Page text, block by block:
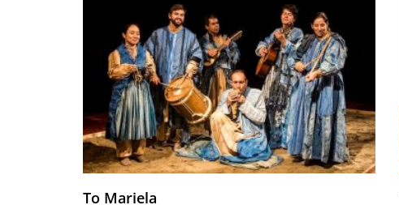
To Mariela